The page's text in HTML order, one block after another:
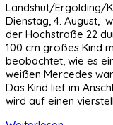
Landshut/Ergolding/
Dienstag, 4. August,
der Hochstraße 22
100 cm großes Kind
beobachtet, wie es
weißen Mercedes
Das Kind lief im
wird auf einen